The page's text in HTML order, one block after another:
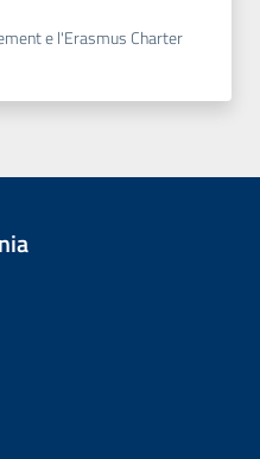
e l'Erasmus Charter